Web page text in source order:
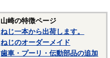
山崎の特徴ページ
ねじ一本から出荷します。
ねじのオーダーメイド
歯車・プーリ・伝動部品の追加